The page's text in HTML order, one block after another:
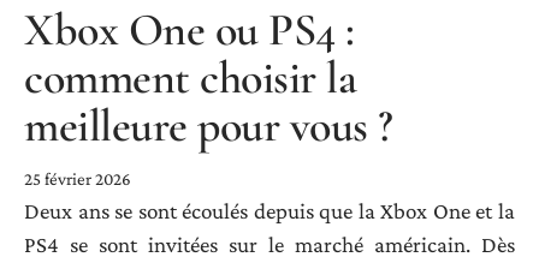
Xbox One ou PS4 :
comment choisir la
meilleure pour vous ?
25 février 2026
Deux ans se sont écoulés depuis que la Xbox One et la
PS4 se sont invitées sur le marché américain. Dès